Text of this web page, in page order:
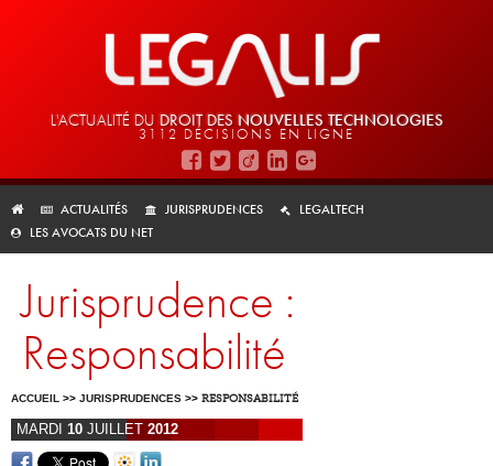
L'ACTUALITÉ DU DROIT DES NOUVELLES TECHNOLOGIES
3112 DÉCISIONS EN LIGNE
ACTUALITÉS JURISPRUDENCES
LEGALTECH
LES AVOCATS DU NET
Jurisprudence :
Responsabilité
ACCUEIL >> JURISPRUDENCES >> RESPONSABILITÉ
MARDI 10 JUILLET 2012